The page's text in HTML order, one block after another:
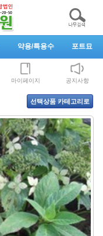
약용/특용수 포트묘
마이페이지 공지사항